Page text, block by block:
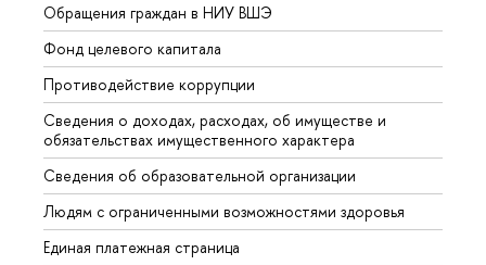
Обращения граждан в НИУ ВШЭ
Фонд целевого капитала
Противодействие коррупции
Сведения о доходах, расходах, об имуществе и
обязательствах имущественного характера
Сведения об образовательной организации
Людям с ограниченными возможностями здоровья
Единая платежная страница